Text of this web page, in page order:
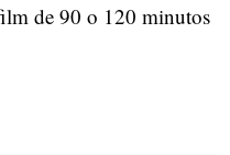
de 90 o 120 minutos